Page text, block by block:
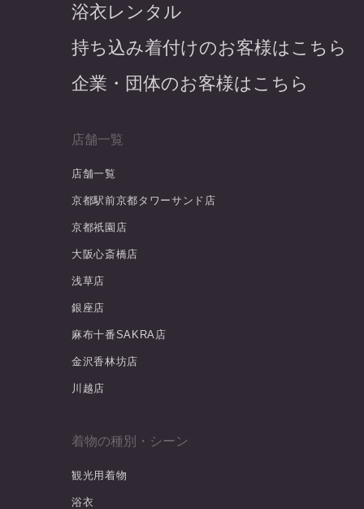
浴衣レンタル
持ち込み着付けのお客様はこちら
企業・団体のお客様はこちら
店舗一覧
店舗一覧
京都駅前京都タワーサンド店
京都祇園店
大阪心斎橋店
浅草店
銀座店
麻布十番SAKRA店
金沢香林坊店
川越店
着物の種別・シーン
観光用着物
浴衣